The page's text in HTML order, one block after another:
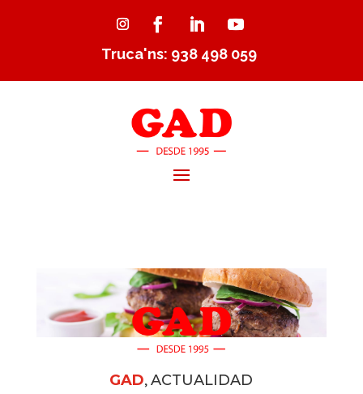
Truca'ns: 938 498 059
GAD,ACTUALIDAD